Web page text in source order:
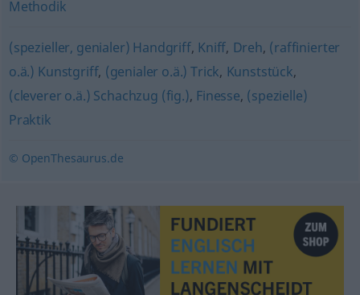
Methodik
(spezieller, genialer) Handgriff, Kniff, Dreh, (raffinierter
o.ä.) Kunstgriff, (genialer o.ä.) Trick, Kunststück,
(cleverer o.ä.) Schachzug (fig.), Finesse, (spezielle)
Praktik
© OpenThesaurus.de